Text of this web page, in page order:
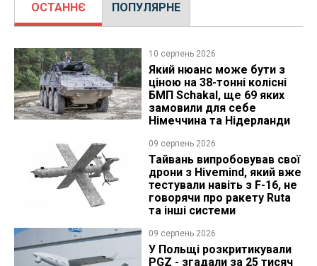
ОСТАННЄ ПОПУЛЯРНЕ
10 серпень 2026
Який нюанс може бути з
ціною на 38-тонні колісні
БМП Schakal, ще 69 яких
замовили для себе
Німеччина та Нідерланди
09 серпень 2026
Тайвань випробовував свої
дрони з Hivemind, який вже
тестували навіть з F-16, не
говорячи про ракету Ruta
та інші системи
09 серпень 2026
У Польщі розкритикували
PGZ - згадали за 25 тисяч